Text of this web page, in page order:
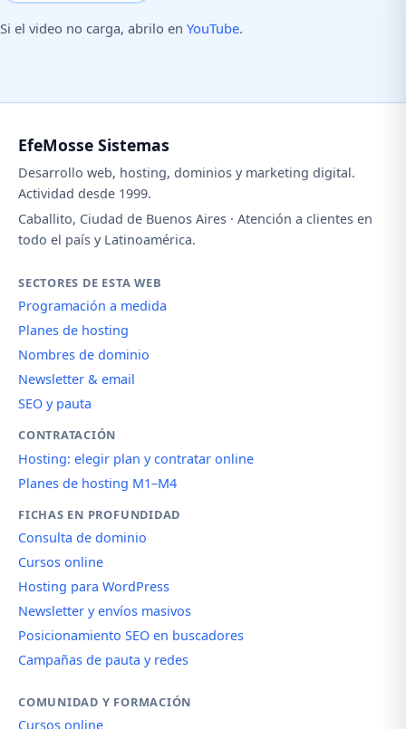
Si el video no carga, abrilo en YouTube.
EfeMosse Sistemas
Desarrollo web, hosting, dominios y marketing digital.
Actividad desde 1999.
Caballito, Ciudad de Buenos Aires · Atención a clientes en
todo el país y Latinoamérica.
SECTORES DE ESTA WEB
Programación a medida
Planes de hosting
Nombres de dominio
Newsletter & email
SEO y pauta
CONTRATACIÓN
Hosting: elegir plan y contratar online
Planes de hosting M1–M4
FICHAS EN PROFUNDIDAD
Consulta de dominio
Cursos online
Hosting para WordPress
Newsletter y envíos masivos
Posicionamiento SEO en buscadores
Campañas de pauta y redes
COMUNIDAD Y FORMACIÓN
Cursos online